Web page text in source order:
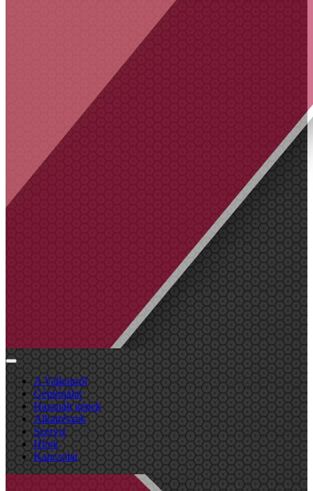
A Valkonról
Gépkínálat
Használt gépek
Alkatrészek
Szerviz
Hírek
Kapcsolat